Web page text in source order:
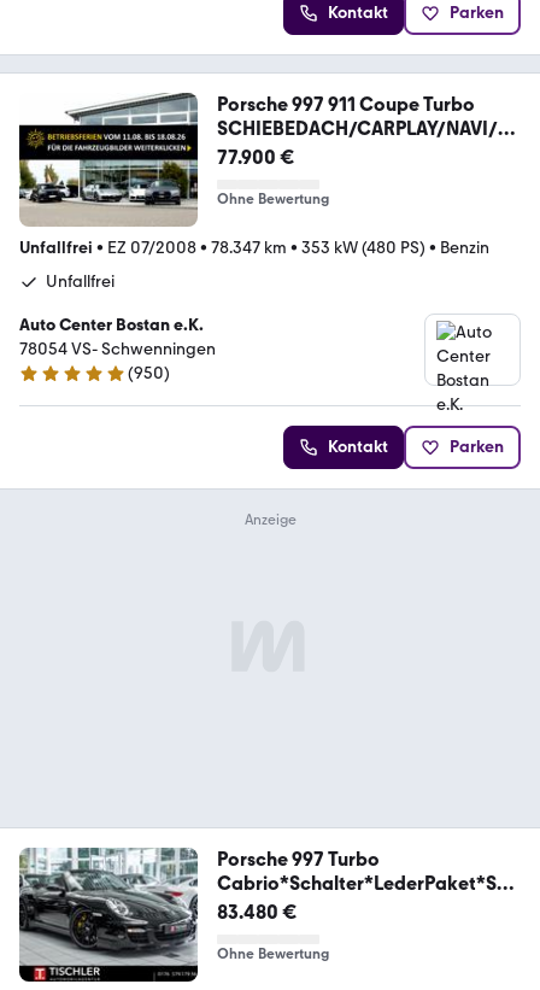
Kontakt Parken
Porsche 997 911 Coupe Turbo
SCHIEBEDACH/CARPLAY/NAVI/D
AB
77.900 €
Ohne Bewertung
Unfallfrei • EZ 07/2008• 78.347 km • 353 kW (480 PS) • Benzin
Unfallfrei
Auto Center Bostan e.K.
78054 VS- Schwenningen
4.8 Sterne
(950)
Kontakt Parken
Porsche 997 Turbo
Cabrio*Schalter*LederPaket*SC
hrono*BBS
83.480 €
Ohne Bewertung